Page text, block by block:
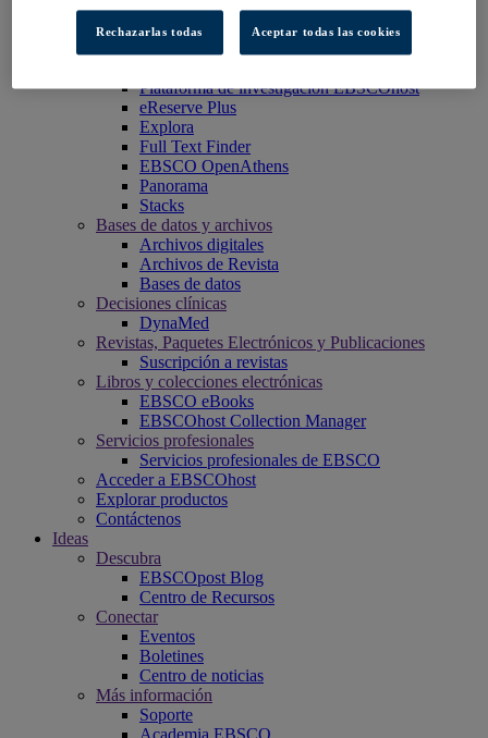
EBSCO Discovery Service
EBSCO FOLIO
Aplicación móvil de EBSCO
Plataforma de investigación EBSCOhost
eReserve Plus
Explora
Full Text Finder
EBSCO OpenAthens
Panorama
Stacks
Bases de datos y archivos
Archivos digitales
Archivos de Revista
Bases de datos
Decisiones clínicas
DynaMed
Revistas, Paquetes Electrónicos y Publicaciones
Suscripción a revistas
Libros y colecciones electrónicas
EBSCO eBooks
EBSCOhost Collection Manager
Servicios profesionales
Servicios profesionales de EBSCO
Acceder a EBSCOhost
Explorar productos
Contáctenos
Ideas
Descubra
EBSCOpost Blog
Centro de Recursos
Conectar
Eventos
Boletines
Centro de noticias
Más información
Soporte
Academia EBSCO
Rechazarlas todas Aceptar todas las cookies